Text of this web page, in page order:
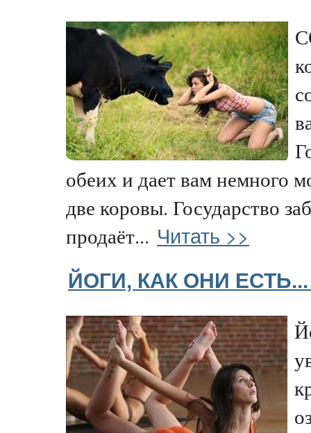
обеих и дает вам
две коровы. Государство
продаёт... Читать >>
ЙОГИ, КАК ОНИ